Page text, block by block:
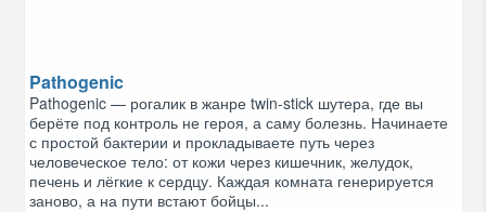
Pathogenic
Pathogenic — рогалик в жанре twin-stick шутера, где вы
берёте под контроль не героя, а саму болезнь. Начинаете
с простой бактерии и прокладываете путь через
человеческое тело: от кожи через кишечник, желудок,
печень и лёгкие к сердцу. Каждая комната генерируется
заново, а на пути встают бойцы...